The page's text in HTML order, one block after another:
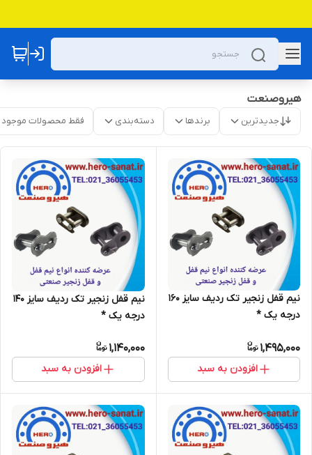
هیروصنعت
جدیدترین برندها دسته‌بندی فقط محصولات موجود
نیم قفل زنجیر تک ردیف سایز 160
درجه یک *
1,495,000
افزودن به سبد
نیم قفل زنجیر تک ردیف سایز 140
درجه یک *
1,140,000
افزودن به سبد